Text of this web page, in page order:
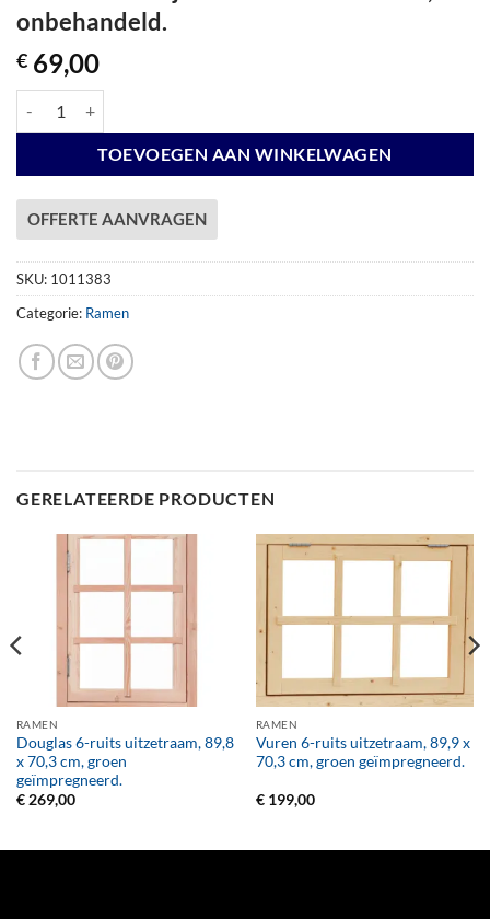
onbehandeld.
€ 69,00
TOEVOEGEN AAN WINKELWAGEN
OFFERTE AANVRAGEN
SKU: 1011383
Categorie: Ramen
GERELATEERDE PRODUCTEN
RAMEN
Douglas 6-ruits uitzetraam, 89,8
x 70,3 cm, groen
geïmpregneerd.
€269,00
RAMEN
Vuren 6-ruits uitzetraam, 89,9 x
70,3 cm, groen geïmpregneerd.
€199,00